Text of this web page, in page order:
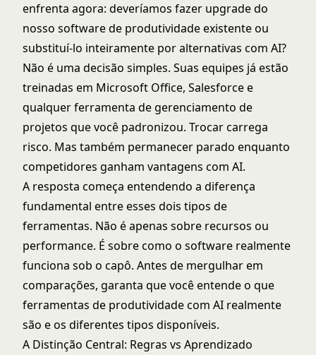
enfrenta agora: deveríamos fazer upgrade do
nosso software de produtividade existente ou
substituí-lo inteiramente por alternativas com AI?
Não é uma decisão simples. Suas equipes já estão
treinadas em Microsoft Office, Salesforce e
qualquer ferramenta de gerenciamento de
projetos que você padronizou. Trocar carrega
risco. Mas também permanecer parado enquanto
competidores ganham vantagens com AI.
A resposta começa entendendo a diferença
fundamental entre esses dois tipos de
ferramentas. Não é apenas sobre recursos ou
performance. É sobre como o software realmente
funciona sob o capô. Antes de mergulhar em
comparações, garanta que você entendeo que
ferramentas de produtividade com AI realmente
são e os diferentes tipos disponíveis.
A Distinção Central: Regras vs Aprendizado